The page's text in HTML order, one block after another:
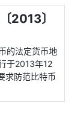
2013〕
的法定货币地
于2013年12
求防范比特币